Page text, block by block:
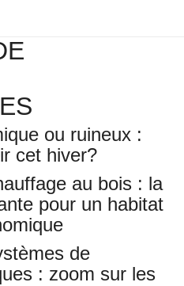
ou ruineux :
cet hiver?
au bois : la
pour un habitat
de
: zoom sur les